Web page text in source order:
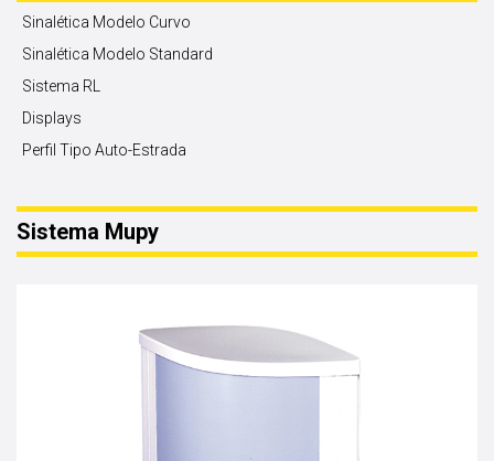
Sinalética Modelo Curvo
Sinalética Modelo Standard
Sistema RL
Displays
Perfil Tipo Auto-Estrada
Sistema Mupy